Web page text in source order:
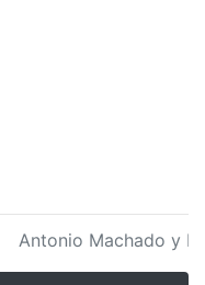
Antonio Machado y